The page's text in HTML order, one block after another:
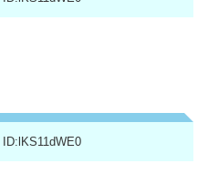
ID:lKS11dWE0